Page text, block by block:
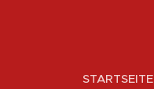
STARTSEITE